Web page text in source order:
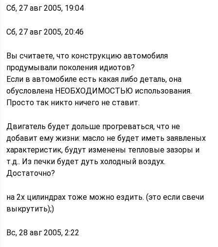
Сб, 27 авг 2005, 19:04
Сб, 27 авг 2005, 20:46
Вы считаете, что конструкцию автомобиля
продумывали поколения идиотов?
Если в автомобиле есть какая либо деталь, она
обусловлена НЕОБХОДИМОСТЬЮ использования.
Просто так никто ничего не ставит.
Двигатель будет дольше прогреваться, что не
добавит ему жизни: масло не будет иметь заявленых
характеристик, будут изменены тепловые зазоры и
т.д.. Из печки будет дуть холодный воздух.
Достаточно?
на 2х цилиндрах тоже можно ездить. (это если свечи
выкрутить);)
Вс, 28 авг 2005, 2:22